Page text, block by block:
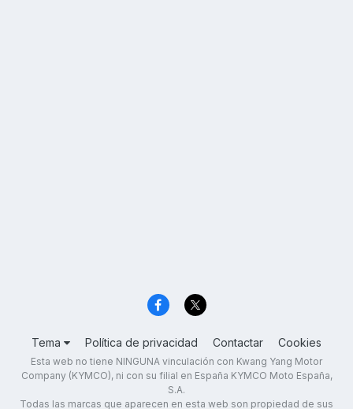
Tema Política de privacidad Contactar Cookies
Esta web no tiene NINGUNA vinculación con Kwang Yang Motor
Company (KYMCO), ni con su filial en España KYMCO Moto España,
S.A.
Todas las marcas que aparecen en esta web son propiedad de sus